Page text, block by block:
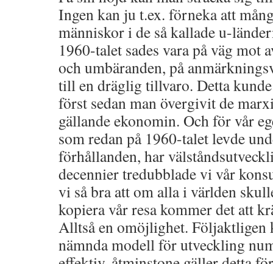
Ingen kan ju t.ex. förneka att
människor i de så kallade u-
1960-talet sades vara på väg mot
och umbäranden, på
till en dräglig tillvaro. Detta
först sedan man övergivit de
gällande ekonomin. Och för vår
som redan på 1960-talet levde
förhållanden, har
decennier tredubblade vi vår
vi så bra att om alla i världen
kopiera vår resa kommer det att
Alltså en omöjlighet. Följaktligen
nämnda modell för utveckling